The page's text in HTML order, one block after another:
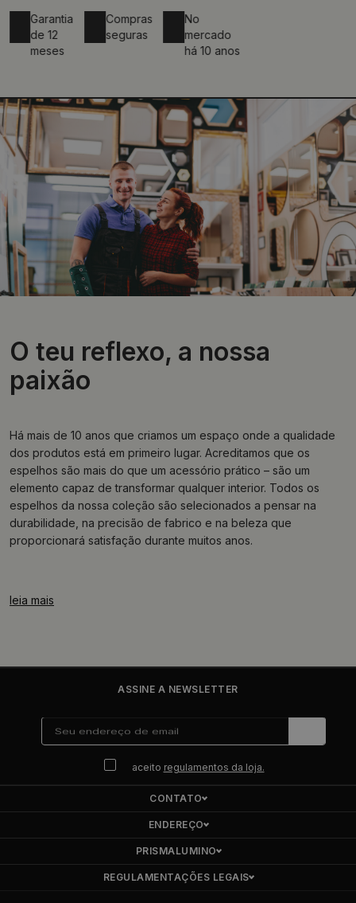
Garantia
de 12
meses
Compras
seguras
mercado
há 10 anos
O teu reflexo, a nossa
paixão
Há mais de 10 anos que criamos um espaço onde a qualidade
dos produtos está em primeiro lugar. Acreditamos que os
espelhos são mais do que um acessório prático – são um
elemento capaz de transformar qualquer interior. Todos os
espelhos da nossa coleção são selecionados a pensar na
durabilidade, na precisão de fabrico e na beleza que
proporcionará satisfação durante muitos anos.
leia mais
ASSINE A NEWSLETTER
aceito regulamentos da loja.
CONTATO
ENDEREÇO
PRISMALUMINO
REGULAMENTAÇÕES LEGAIS